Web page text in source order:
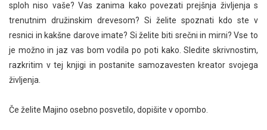
sploh niso vaše? Vas zanima kako povezati prejšnja življenja s
trenutnim družinskim drevesom? Si želite spoznati kdo ste v
resnici in kakšne darove imate? Si želite biti srečni in mirni? Vse to
je možno in jaz vas bom vodila po poti kako. Sledite skrivnostim,
razkritim v tej knjigi in postanite samozavesten kreator svojega
življenja.
Če želite Majino osebno posvetilo, dopišite v opombo.